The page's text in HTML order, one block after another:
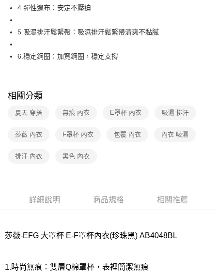
付款後7-11取貨
每筆NT$80，滿NT$1,000(含以上)免運費
每筆NT$80，滿NT$1,000(含以上)免運費
每筆NT$220
付款後門市自取
4.彈性邊布：安定不壓迫
5.吸濕排汗鬆緊帶：吸濕排汗鬆緊帶清爽不黏膩
6.穩定鋼圈：加寬鋼圈，穩定支撐
相關分類
夏天 穿搭 無痕 內衣 E罩杯 內衣 吸濕 排汗
莎薇 內衣 F罩杯 內衣 包覆 內衣 內衣 吸濕
排汗 內衣 黑色 內衣
詳細說明 商品規格 相關推薦
莎薇-EFG 大罩杯 E-F罩杯內衣(珍珠黑) AB4048BL
1.時尚無痕：雙層Q棉罩杯，表裡簡潔無痕